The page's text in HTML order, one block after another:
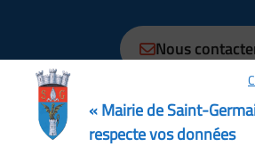
Nous
Lundi, Mardi, Jeudi, Vendredi :
17:30
« Mairie de Saint-
respecte vos données